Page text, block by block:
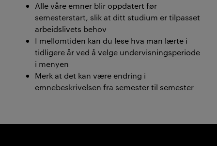
Alle våre emner blir oppdatert før
semesterstart, slik at ditt studium er tilpasset
arbeidslivets behov
I mellomtiden kan du lese hva man lærte i
tidligere år ved å velge undervisningsperiode
i menyen
Merk at det kan være endring i
emnebeskrivelsen fra semester til semester